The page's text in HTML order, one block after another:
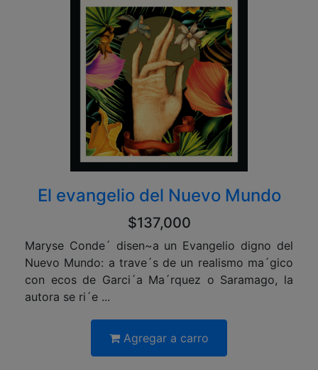
El evangelio del Nuevo Mundo
$137,000
Maryse Conde´ disen~a un Evangelio digno del
Nuevo Mundo: a trave´s de un realismo ma´gico
con ecos de Garci´a Ma´rquez o Saramago, la
autora se ri´e ...
Agregar a carro